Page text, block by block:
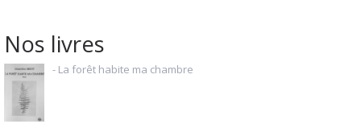
Nos livres
- La forêt habite ma chambre